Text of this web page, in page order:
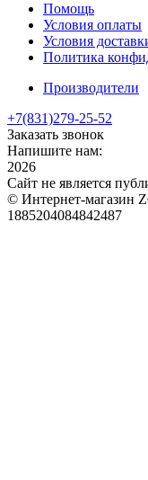
Помощь
Условия оплаты
Условия
Политика
Производители
+7(831)279-25-52
Заказать звонок
Напишите нам:
2026
Сайт не является
© Интернет-магазин
1885204084842487